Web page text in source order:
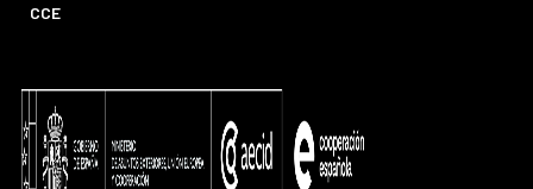
CCE